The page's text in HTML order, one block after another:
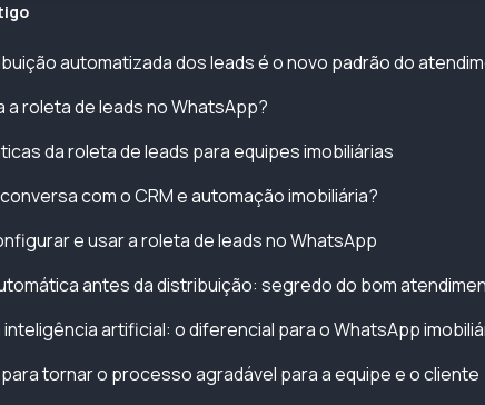
automatizada dos leads é o novo padrão do
a roleta de leads no WhatsApp?
da roleta de leads para equipes imobiliárias
com o CRM e automação imobiliária?
e usar a roleta de leads no WhatsApp
antes da distribuição: segredo do bom
artificial: o diferencial para o WhatsApp
tornar o processo agradável para a equipe e o cliente